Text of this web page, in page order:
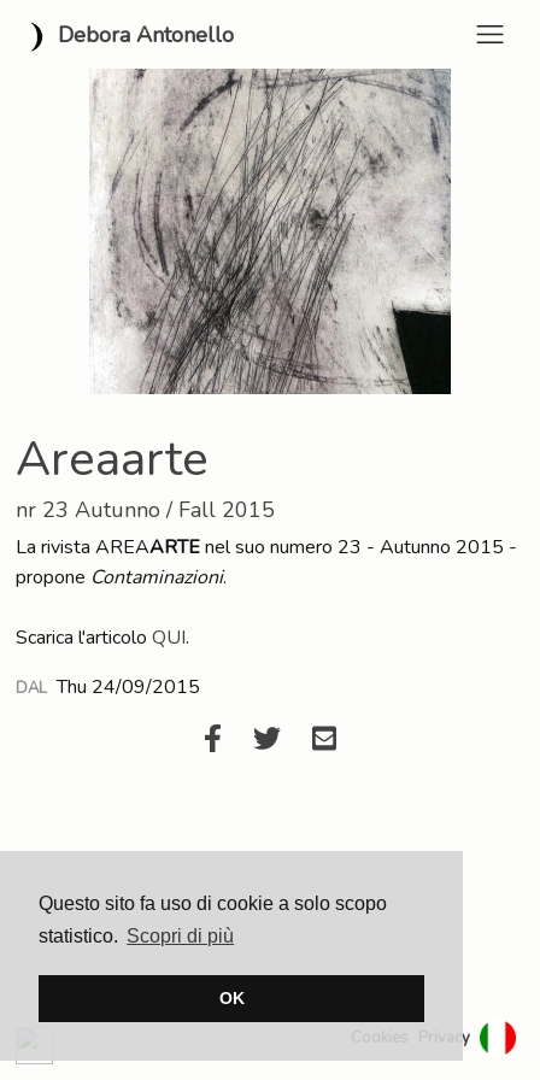
Questo sito fa uso di cookie a solo scopo
statistico. Scopri di più
OK
Debora Antonello
Privacy
Areaarte
nr 23 Autunno / Fall 2015
La rivista AREAARTEnel suo numero 23 - Autunno 2015 -
propone Contaminazioni.
Scarica l'articolo QUI.
DAL Thu 24/09/2015